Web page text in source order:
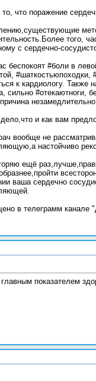
что поражение
того,
с сердечно-
беспокоят #боли в
#шаткостьюпоходки,
к кардиологу. Также
сильно #отекаютноги,
и как вам
вообще не
настойчиво
ещё
ваша сердечно
в телеграмм канале
показателем